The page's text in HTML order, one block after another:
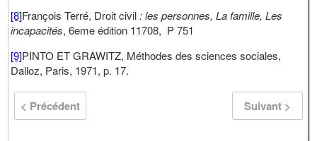
[8]François Terré, Droit civil: les personnes, La famille, Les
incapacités, 6eme édition 11708, P 751
[9]PINTO ET GRAWITZ, Méthodes des sciences sociales,
Dalloz, Paris, 1971, p. 17.
< Précédent Suivant >